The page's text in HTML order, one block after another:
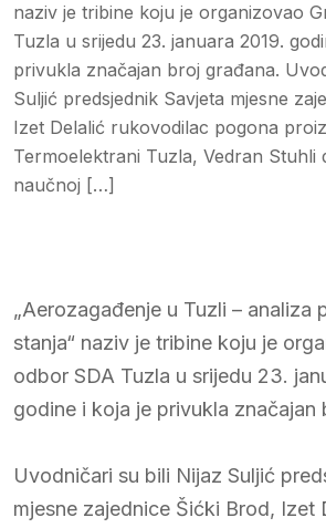
naziv je tribine koju je organizovao
Tuzla u srijedu 23. januara 2019.
privukla značajan broj građana.
Suljić predsjednik Savjeta mjesne
Izet Delalić rukovodilac pogona
Termoelektrani Tuzla, Vedran Stuhli
naučnoj […]
„Aerozagađenje u Tuzli – analiza
stanja“ naziv je tribine koju je
odbor SDA Tuzla u srijedu 23.
godine i koja je privukla značajan
Uvodničari su bili Nijaz Suljić
mjesne zajednice Šićki Brod, Izet